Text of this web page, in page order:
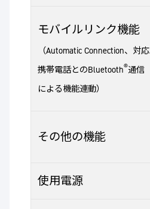
モバイルリンク機能
（Automatic Connection、対応
携帯電話とのBluetooth®通信
による機能連動）
その他の機能
使用電源